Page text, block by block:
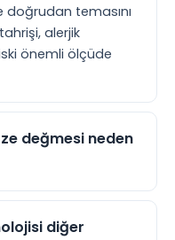
temasını
alerjik
önemli ölçüde
değmesi neden
diğer